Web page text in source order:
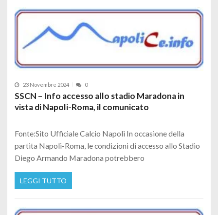
23 Novembre 2024 0
SSCN – Info accesso allo stadio Maradona in
vista di Napoli-Roma, il comunicato
Fonte:Sito Ufficiale Calcio Napoli In occasione della
partita Napoli-Roma, le condizioni di accesso allo Stadio
Diego Armando Maradona potrebbero
LEGGI TUTTO